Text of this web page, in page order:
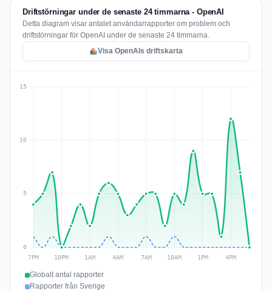
Driftstörningar under de senaste 24 timmarna - OpenAI
Detta diagram visar antalet användarrapporter om problem och
driftstörningar för OpenAI under de senaste 24 timmarna.
Visa OpenAIs driftskarta
Globalt antal rapporter
Rapporter från Sverige